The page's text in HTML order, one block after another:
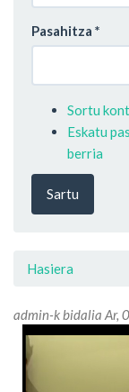
Pasahitza *
Sortu
Eskatu
berria
Sartu
Hasiera
admin-k bidalia Ar,